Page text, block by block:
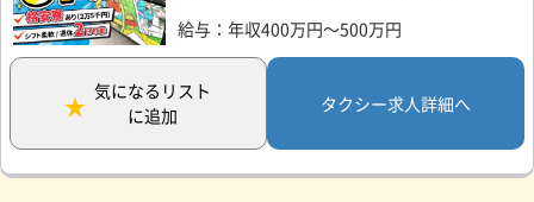
給与：年収400万円～500万円
気になるリスト
に追加
タクシー求人詳細へ